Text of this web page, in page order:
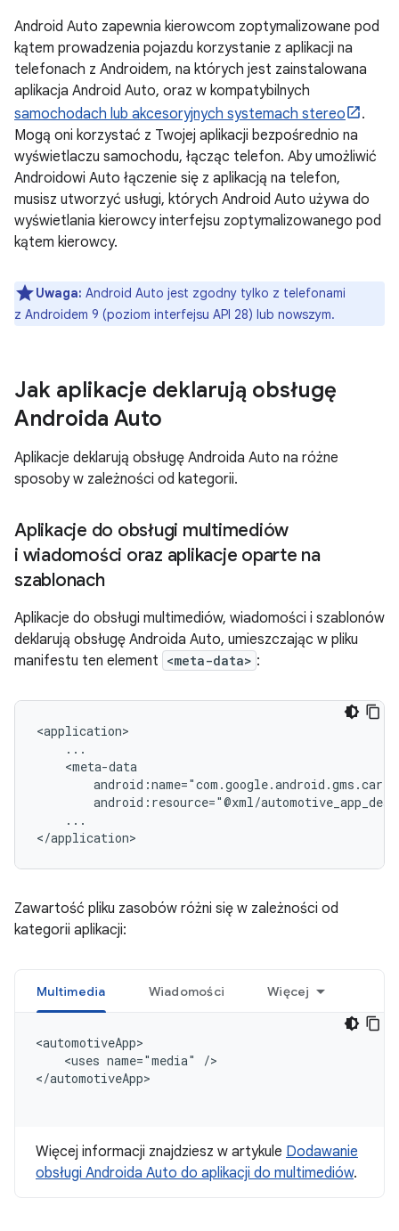
Android Auto zapewnia kierowcom zoptymalizowane pod
kątem prowadzenia pojazdu korzystanie z aplikacji na
telefonach z Androidem, na których jest zainstalowana
aplikacja Android Auto, oraz w kompatybilnych
samochodach lub akcesoryjnych systemach stereo
.
Mogą oni korzystać z Twojej aplikacji bezpośrednio na
wyświetlaczu samochodu, łącząc telefon. Aby umożliwić
Androidowi Auto łączenie się z aplikacją na telefon,
musisz utworzyć usługi, których Android Auto używa do
wyświetlania kierowcy interfejsu zoptymalizowanego pod
kątem kierowcy.
Uwaga: Android Auto jest zgodny tylko z telefonami
z Androidem 9 (poziom interfejsu API 28) lub nowszym.
Jak aplikacje deklarują obsługę
Androida Auto
Aplikacje deklarują obsługę Androida Auto na różne
sposoby w zależności od kategorii.
Aplikacje do obsługi multimediów
i wiadomości oraz aplikacje oparte na
szablonach
Aplikacje do obsługi multimediów, wiadomości i szablonów
deklarują obsługę Androida Auto, umieszczając w pliku
manifestu ten element <meta-data> :
...
Zawartość pliku zasobów różni się w zależności od
kategorii aplikacji:
Multimedia Wiadomości Więcej
<uses name="media"
/>
Więcej informacji znajdziesz w artykule Dodawanie
obsługi Androida Auto do aplikacji do multimediów.